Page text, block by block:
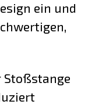
ein und
Stoßstange